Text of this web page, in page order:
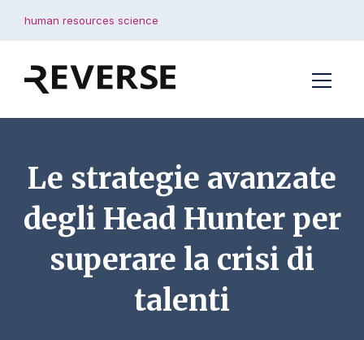
human resources science
Le strategie avanzate
degli Head Hunter per
superare la crisi di
talenti